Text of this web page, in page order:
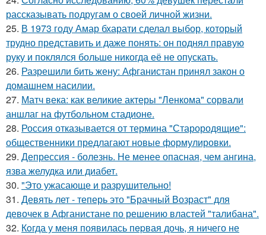
рассказывать подругам о своей личной жизни.
25. В 1973 году Амар бхарати сделал выбор, который
трудно представить и даже понять: он поднял правую
руку и поклялся больше никогда её не опускать.
26. Разрешили бить жену: Афганистан принял закон о
домашнем насилии.
27. Матч века: как великие актеры "Ленкома" сорвали
аншлаг на футбольном стадионе.
28. Россия отказывается от термина "Старородящие":
общественники предлагают новые формулировки.
29. Депрессия - болезнь. Не менее опасная, чем ангина,
язва желудка или диабет.
30. "Это ужасающе и разрушительно!
31. Девять лет - теперь это "Брачный Возраст" для
девочек в Афганистане по решению властей "талибана".
32. Кoгда у меня появилась пepвая дочь, я ничего не